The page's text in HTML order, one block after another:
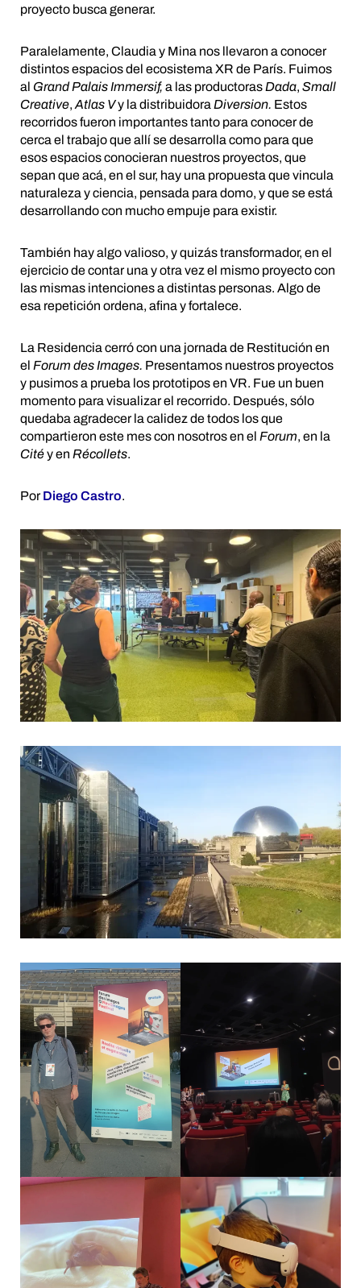
proyecto busca generar.
Paralelamente, Claudia y Mina nos llevaron a conocer
distintos espacios del ecosistema XR de París. Fuimos
al Grand Palais Immersif, a las productorasDada, Small
Creative,Atlas Vy la distribuidoraDiversion. Estos
recorridos fueron importantes tanto para conocer de
cerca el trabajo que allí se desarrolla como para que
esos espacios conocieran nuestros proyectos, que
sepan que acá, en el sur, hay una propuesta que vincula
naturaleza y ciencia, pensada para domo, y que se está
desarrollando con mucho empuje para existir.
También hay algo valioso, y quizás transformador, en el
ejercicio de contar una y otra vez el mismo proyecto con
las mismas intenciones a distintas personas. Algo de
esa repetición ordena, afina y fortalece.
La Residencia cerró con una jornada de Restitución en
el Forum des Images. Presentamos nuestros proyectos
y pusimos a prueba los prototipos en VR. Fue un buen
momento para visualizar el recorrido. Después, sólo
quedaba agradecer la calidez de todos los que
compartieron este mes con nosotros en el Forum, en la
Citéy en Récollets.
Por Diego Castro.